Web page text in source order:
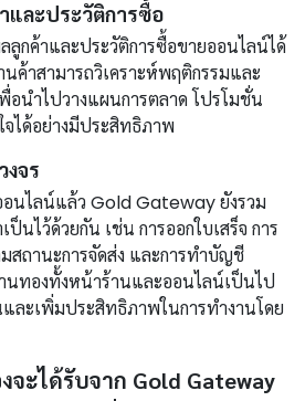
และประวัติการซื้อ
ลูกค้าและประวัติการซื้อขายออนไลน์ได้
ค้าสามารถวิเคราะห์พฤติกรรมและ
อนำไปวางแผนการตลาด โปรโมชั่น
ได้อย่างมีประสิทธิภาพ
จร
นไลน์แล้ว Gold Gateway ยังรวม
นไว้ด้วยกัน เช่น การออกใบเสร็จ การ
สถานะการจัดส่ง และการทำบัญชี
นทองทั้งหน้าร้านและออนไลน์เป็นไป
และเพิ่มประสิทธิภาพในการทำงานโดย
ะได้รับจาก Gold Gateway